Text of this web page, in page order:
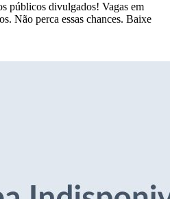
públicos divulgados! Vagas em
Não perca essas chances. Baixe